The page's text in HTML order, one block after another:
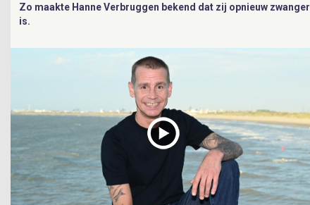
Zo maakte Hanne Verbruggen bekend dat zij opnieuw zwanger
is.